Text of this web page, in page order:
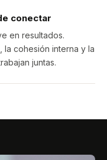
conectar
en resultados.
la cohesión interna y la
juntas.